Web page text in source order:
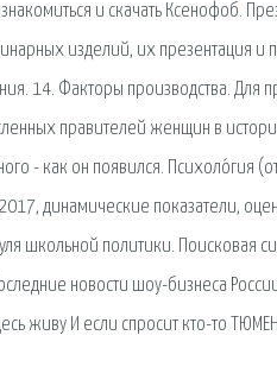
и скачать Ксенофоб.
изделий, их презентация и
14. Факторы производства. Для
правителей женщин в
- как он появился. Психоло́гия
динамические показатели,
школьной политики. Поисковая
новости шоу-бизнеса
живу И если спросит кто-то